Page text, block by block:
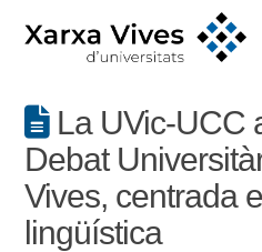
La UVic-UCC
Debat
Vives, centrada
lingüística